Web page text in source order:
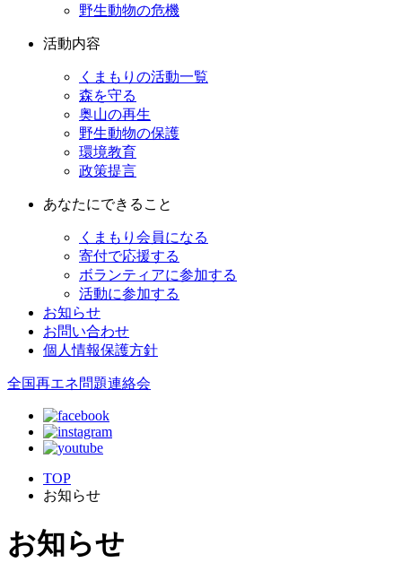
野生動物の危機
活動内容
くまもりの活動一覧
森を守る
奥山の再生
野生動物の保護
環境教育
政策提言
あなたにできること
くまもり会員になる
寄付で応援する
ボランティアに参加する
活動に参加する
お知らせ
お問い合わせ
個人情報保護方針
全国再エネ問題連絡会
TOP
お知らせ
お知らせ